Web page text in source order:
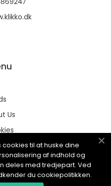
Us
til at huske dine
af indhold og
deles med tredjepart. Ved
du cookiepolitikken.